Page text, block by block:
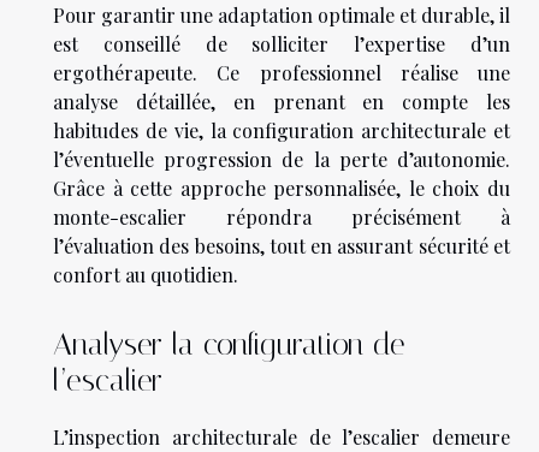
Pour garantir une adaptation optimale et durable, il
est conseillé de solliciter l’expertise d’un
ergothérapeute. Ce professionnel réalise une
analyse détaillée, en prenant en compte les
habitudes de vie, la configuration architecturale et
l’éventuelle progression de la perte d’autonomie.
Grâce à cette approche personnalisée, le choix du
monte-escalier répondra précisément à
l’évaluation des besoins, tout en assurant sécurité et
confort au quotidien.
Analyser la configuration de
l’escalier
L’inspection architecturale de l’escalier demeure